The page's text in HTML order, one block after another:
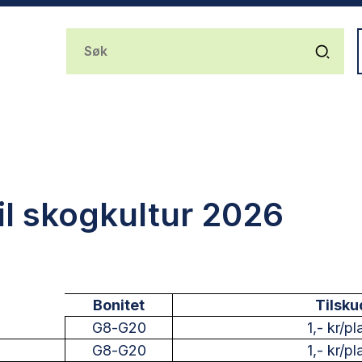
skogkultur 2026
Bonitet
G8-G20
1,- kr/
G8-G20
1,- kr/